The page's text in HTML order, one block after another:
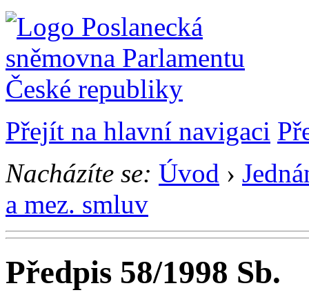
Přejít na hlavní navigaci
Nacházíte se: Úvod ›
a mez. smluv
Předpis 58/1998 Sb.